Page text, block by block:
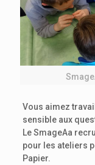
Vous aimez
sensible aux
Le SmageAa
pour les ateliers
Papier.